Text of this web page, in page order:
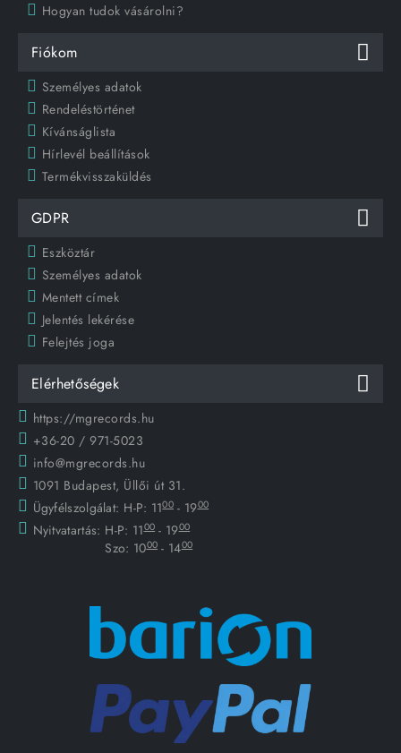
Hogyan tudok vásárolni?
Fiókom
Személyes adatok
Rendeléstörténet
Kívánságlista
Hírlevél beállítások
Termékvisszaküldés
GDPR
Eszköztár
Személyes adatok
Mentett címek
Jelentés lekérése
Felejtés joga
Elérhetőségek
https://mgrecords.hu
+36-20 / 971-5023
info@mgrecords.hu
1091 Budapest, Üllői út 31.
Ügyfélszolgálat: H-P: 1100 - 1900
Nyitvatartás: H-P: 1100 - 1900
Szo: 1000 - 1400